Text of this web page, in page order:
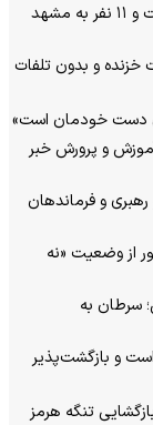
مسمومیت الکلی در نیشابور؛ یک نفر جان باخت و ۱۱ نفر به مشهد
خزنده و بدون تلفات
دست خودمان است»
و پرورش خبر
و فرماندهان
از وضعیت «نه
سرطان به
و بازگشت‌پذیر
تنگه هرمز